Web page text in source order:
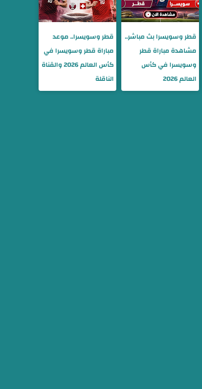
قطر وسويسرا بث مباشر..
مشاهدة مباراة قطر
وسويسرا في كأس
العالم 2026
قطر وسويسرا.. موعد
مباراة قطر وسويسرا في
كأس العالم 2026 والقناة
الناقلة